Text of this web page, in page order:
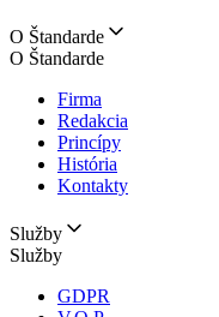
O Štandarde
O Štandarde
Firma
Redakcia
Princípy
História
Kontakty
Služby
Služby
GDPR